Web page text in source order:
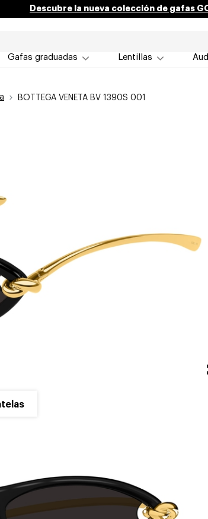
Descubre la nueva colección de gafas
Gafas graduadas Lentillas
BOTTEGA VENETA BV 1390S 001